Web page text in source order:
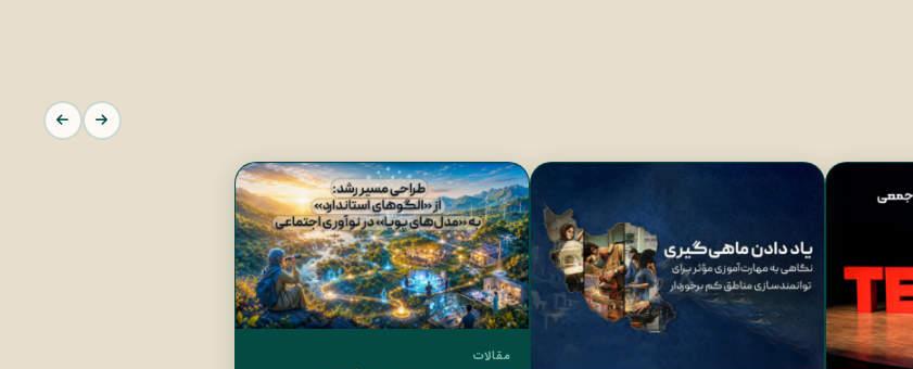
مقالات